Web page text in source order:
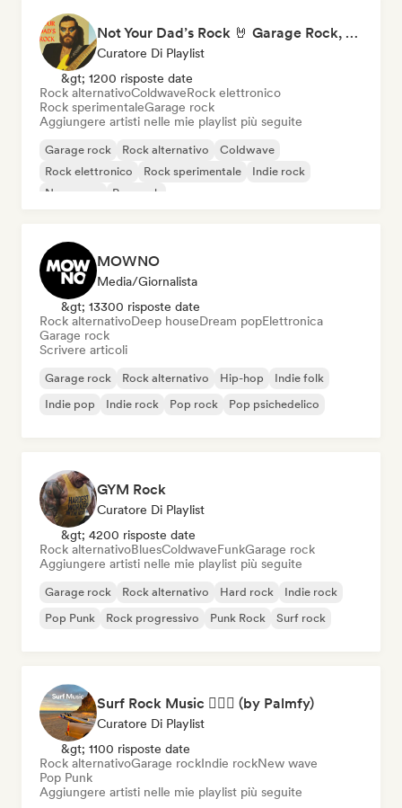
Not Your Dad’s Rock 🤘 Garage Rock, Alt-Rock & Indie Anthems
Curatore Di Playlist
&gt; 1200 risposte date
Rock alternativoColdwaveRock elettronico
Rock sperimentaleGarage rock
Aggiungere artisti nelle mie playlist più seguite
Garage rock Rock alternativo
Coldwave
Rock elettronico
Rock sperimentale
Indie rock
New wave
Pop rock
MOWNO
Media/Giornalista
&gt; 13300 risposte date
Rock alternativoDeep houseDream popElettronica
Garage rock
Scrivere articoli
Garage rock Rock alternativo Hip-hop
Indie folk
Indie pop
Indie rock Pop rock Pop psichedelico
GYM Rock
Curatore Di Playlist
&gt; 4200 risposte date
Rock alternativoBluesColdwaveFunkGarage rock
Aggiungere artisti nelle mie playlist più seguite
Garage rock Rock alternativo Hard rock
Indie rock
Pop Punk
Rock progressivo Punk Rock Surf rock
Surf Rock Music 🏄🏻‍♂️ (by Palmfy)
Curatore Di Playlist
&gt; 1100 risposte date
Rock alternativoGarage rockIndie rockNew wave
Pop Punk
Aggiungere artisti nelle mie playlist più seguite